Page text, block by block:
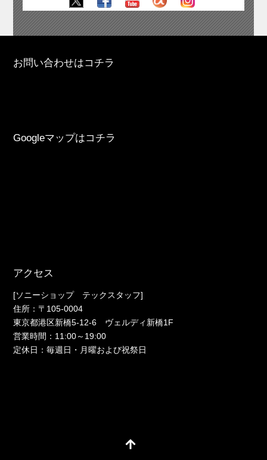
お問い合わせはコチラ
Googleマップはコチラ
アクセス
[ソニーショップ テックスタッフ]
住所：〒105-0004
東京都港区新橋5-12-6 ヴェルディ新橋1F
営業時間：11:00～19:00
定休日：毎週日・月曜および祝祭日